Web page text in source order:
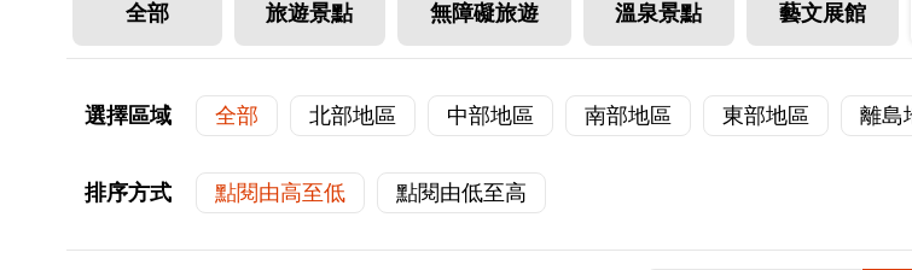
全部 旅遊景點 無障礙旅遊 溫泉景點 藝文展館
選擇區域 全部 北部地區 中部地區 南部地區 東部地區 離島
排序方式 點閱由高至低 點閱由低至高